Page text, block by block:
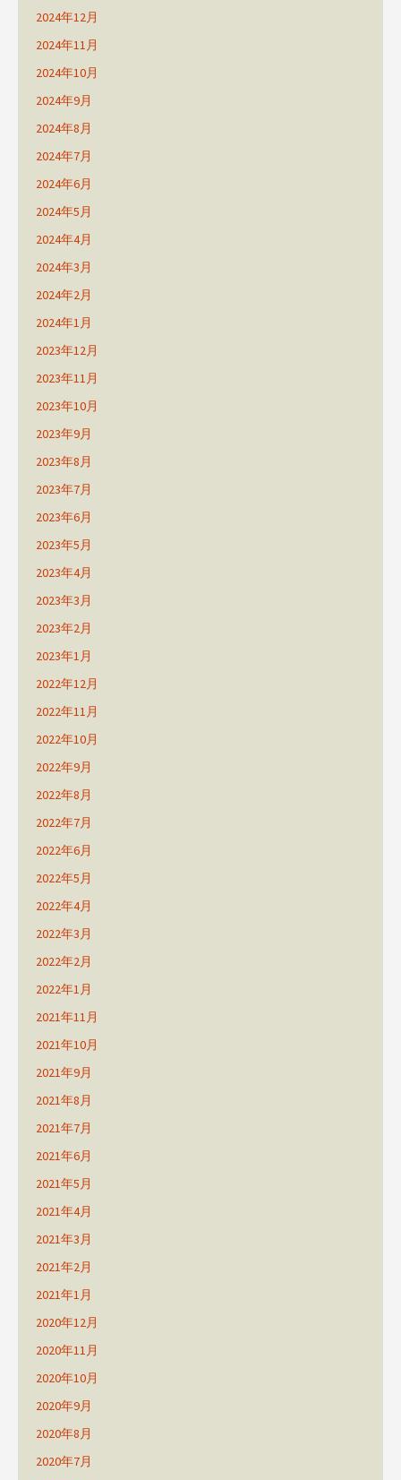
2024年12月
2024年11月
2024年10月
2024年9月
2024年8月
2024年7月
2024年6月
2024年5月
2024年4月
2024年3月
2024年2月
2024年1月
2023年12月
2023年11月
2023年10月
2023年9月
2023年8月
2023年7月
2023年6月
2023年5月
2023年4月
2023年3月
2023年2月
2023年1月
2022年12月
2022年11月
2022年10月
2022年9月
2022年8月
2022年7月
2022年6月
2022年5月
2022年4月
2022年3月
2022年2月
2022年1月
2021年11月
2021年10月
2021年9月
2021年8月
2021年7月
2021年6月
2021年5月
2021年4月
2021年3月
2021年2月
2021年1月
2020年12月
2020年11月
2020年10月
2020年9月
2020年8月
2020年7月